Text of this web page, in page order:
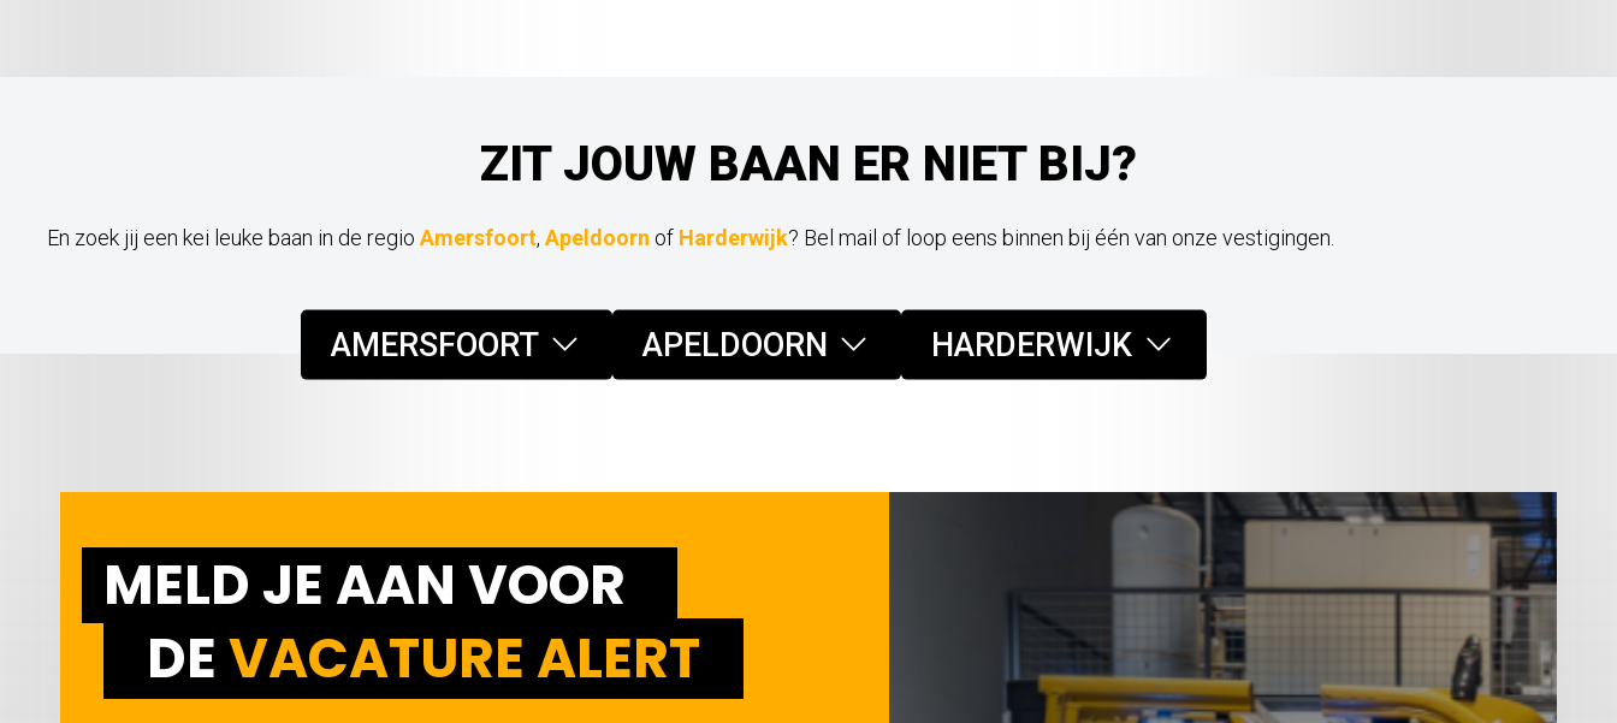
ZIT JOUW BAAN ER NIET BIJ?
En zoek jij een kei leuke baan in de regio Amersfoort Apeldoorn of Harderwijk? Bel mail of loop eens binnen bij één van onze vestigingen.
AMERSFOORT APELDOORN HARDERWIJK
MELD JE AAN VOOR
DEVACATURE ALERT